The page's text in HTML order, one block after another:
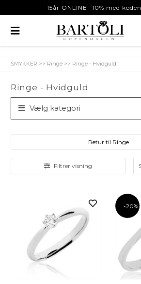
15år ONLINE -10% med koden
SMYKKER >> Ringe >> Ringe - Hvidguld
Ringe - Hvidguld
Vælg kategori
Filtrer visning
Retur til Ringe
-20%